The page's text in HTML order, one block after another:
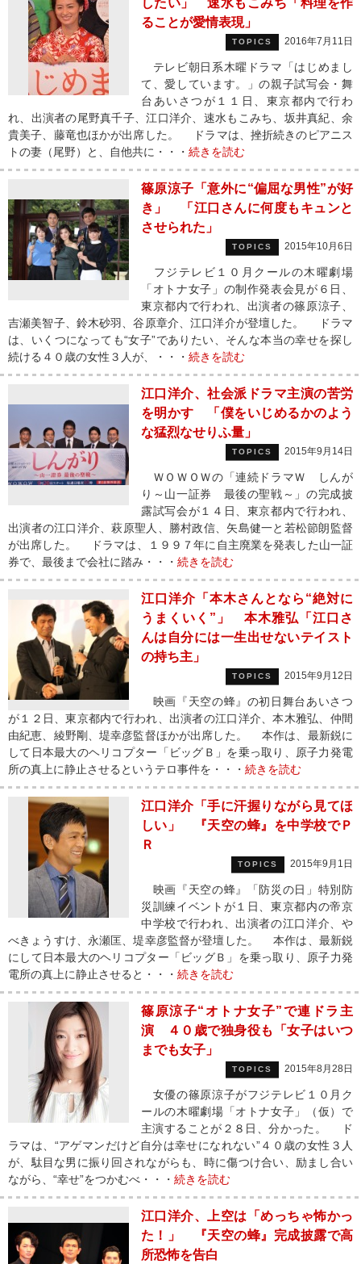
したい」 速水もこみち「料理を作
ることが愛情表現」
TOPICS 2016年7月11日
テレビ朝日系木曜ドラマ「はじめまし
て、愛しています。」の親子試写会・舞
台あいさつが１１日、東京都内で行わ
れ、出演者の尾野真千子、江口洋介、速水もこみち、坂井真紀、余
貴美子、藤竜也ほかが出席した。 ドラマは、挫折続きのピアニス
トの妻（尾野）と、自他共に・・・ 続きを読む
篠原涼子「意外に“偏屈な男性”が好
き」 「江口さんに何度もキュンと
させられた」
TOPICS 2015年10月6日
フジテレビ１０月クールの木曜劇場
「オトナ女子」の制作発表会見が６日、
東京都内で行われ、出演者の篠原涼子、
吉瀬美智子、鈴木砂羽、谷原章介、江口洋介が登壇した。 ドラマ
は、いくつになっても“女子”でありたい、そんな本当の幸せを探し
続ける４０歳の女性３人が、・・・ 続きを読む
江口洋介、社会派ドラマ主演の苦労
を明かす 「僕をいじめるかのよう
な猛烈なせりふ量」
TOPICS 2015年9月14日
ＷＯＷＯＷの「連続ドラマＷ しんが
り～山一証券 最後の聖戦～」の完成披
露試写会が１４日、東京都内で行われ、
出演者の江口洋介、萩原聖人、勝村政信、矢島健一と若松節朗監督
が出席した。 ドラマは、１９９７年に自主廃業を発表した山一証
券で、最後まで会社に踏み・・・ 続きを読む
江口洋介「本木さんとなら“絶対に
うまくいく”」 本木雅弘「江口さ
んは自分には一生出せないテイスト
の持ち主」
TOPICS 2015年9月12日
映画『天空の蜂』の初日舞台あいさつ
が１２日、東京都内で行われ、出演者の江口洋介、本木雅弘、仲間
由紀恵、綾野剛、堤幸彦監督ほかが出席した。 本作は、最新鋭に
して日本最大のヘリコプター「ビッグＢ」を乗っ取り、原子力発電
所の真上に静止させるというテロ事件を・・・ 続きを読む
江口洋介「手に汗握りながら見てほ
しい」 『天空の蜂』を中学校でＰ
Ｒ
TOPICS 2015年9月1日
映画『天空の蜂』「防災の日」特別防
災訓練イベントが１日、東京都内の帝京
中学校で行われ、出演者の江口洋介、や
べきょうすけ、永瀬匡、堤幸彦監督が登壇した。 本作は、最新鋭
にして日本最大のヘリコプター「ビッグＢ」を乗っ取り、原子力発
電所の真上に静止させると・・・ 続きを読む
篠原涼子“オトナ女子”で連ドラ主
演 ４０歳で独身役も「女子はいつ
までも女子」
TOPICS 2015年8月28日
女優の篠原涼子がフジテレビ１０月ク
ールの木曜劇場「オトナ女子」（仮）で
主演することが２８日、分かった。 ド
ラマは、“アゲマンだけど自分は幸せになれない”４０歳の女性３人
が、駄目な男に振り回されながらも、時に傷つけ合い、励まし合い
ながら、“幸せ”をつかむべ・・・ 続きを読む
江口洋介、上空は「めっちゃ怖かっ
た！」 『天空の蜂』完成披露で高
所恐怖を告白